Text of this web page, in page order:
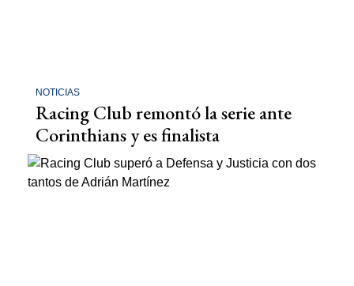
NOTICIAS
Racing Club remontó la serie ante
Corinthians y es finalista